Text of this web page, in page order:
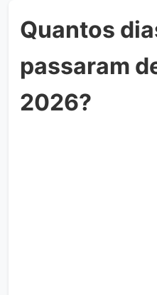
Quantos
passaram
2026?